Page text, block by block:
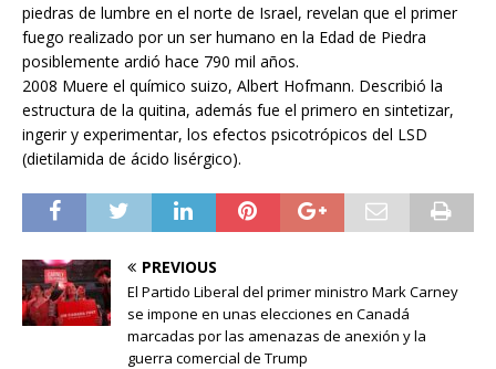
piedras de lumbre en el norte de Israel, revelan que el primer
fuego realizado por un ser humano en la Edad de Piedra
posiblemente ardió hace 790 mil años.
2008 Muere el químico suizo, Albert Hofmann. Describió la
estructura de la quitina, además fue el primero en sintetizar,
ingerir y experimentar, los efectos psicotrópicos del LSD
(dietilamida de ácido lisérgico).
PREVIOUS
El Partido Liberal del primer ministro Mark Carney
se impone en unas elecciones en Canadá
marcadas por las amenazas de anexión y la
guerra comercial de Trump